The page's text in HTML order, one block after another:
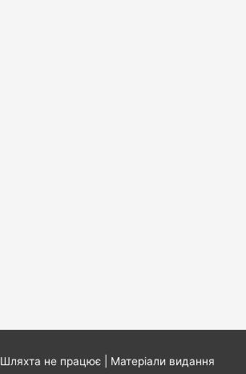
Шляхта не працює| Матеріали видання